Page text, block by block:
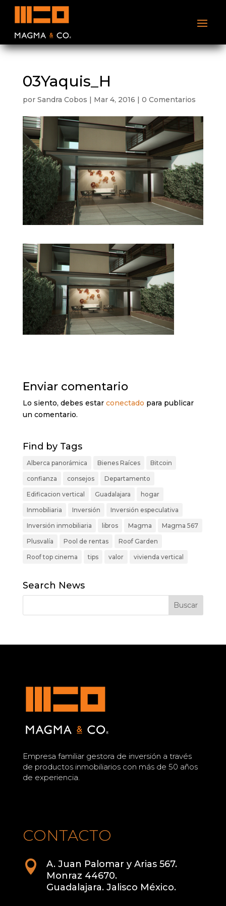
03Yaquis_H
por Sandra Cobos | Mar 4, 2016 | 0 Comentarios
Enviar comentario
Lo siento, debes estar conectado para publicar
un comentario.
Find by Tags
Alberca panorámica Bienes Raíces Bitcoin
confianza consejos Departamento
Edificacion vertical Guadalajara hogar
Inmobiliaria Inversión Inversión especulativa
Inversión inmobiliaria libros Magma Magma 567
Plusvalía Pool de rentas Roof Garden
Roof top cinema tips valor vivienda vertical
Search News
Empresa familiar gestora de inversión a través
de productos inmobiliarios con más de 50 años
de experiencia.
CONTACTO

A. Juan Palomar y Arias 567.
Monraz 44670.
Guadalajara. Jalisco México.